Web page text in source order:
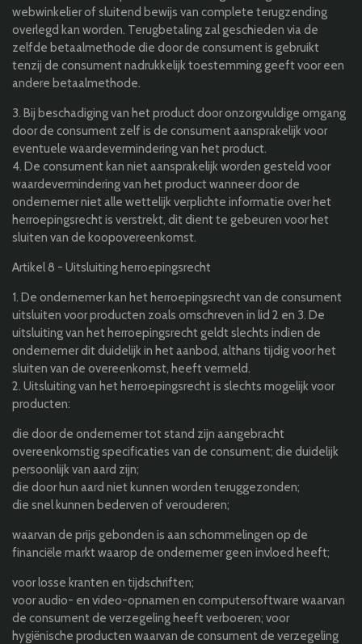
webwinkelier of sluitend bewijs van complete terugzending
overlegd kan worden. Terugbetaling zal geschieden via de
zelfde betaalmethode die door de consument is gebruikt
tenzij de consument nadrukkelijk toestemming geeft voor een
andere betaalmethode.
3. Bij beschadiging van het product door onzorgvuldige omgang
door de consument zelf is de consument aansprakelijk voor
eventuele waardevermindering van het product.
4. De consument kan niet aansprakelijk worden gesteld voor
waardevermindering van het product wanneer door de
ondernemer niet alle wettelijk verplichte informatie over het
herroepingsrecht is verstrekt, dit dient te gebeuren voor het
sluiten van de koopovereenkomst.
Artikel 8 - Uitsluiting herroepingsrecht
1. De ondernemer kan het herroepingsrecht van de consument
uitsluiten voor producten zoals omschreven in lid 2 en 3. De
uitsluiting van het herroepingsrecht geldt slechts indien de
ondernemer dit duidelijk in het aanbod, althans tijdig voor het
sluiten van de overeenkomst, heeft vermeld.
2. Uitsluiting van het herroepingsrecht is slechts mogelijk voor
producten:
die door de ondernemer tot stand zijn aangebracht
overeenkomstig specificaties van de consument; die duidelijk
persoonlijk van aard zijn;
die door hun aard niet kunnen worden teruggezonden;
die snel kunnen bederven of verouderen;
waarvan de prijs gebonden is aan schommelingen op de
financiële markt waarop de ondernemer geen invloed heeft;
voor losse kranten en tijdschriften;
voor audio- en video-opnamen en computersoftware waarvan
de consument de verzegeling heeft verboeren; voor
hygiënische producten waarvan de consument de verzegeling